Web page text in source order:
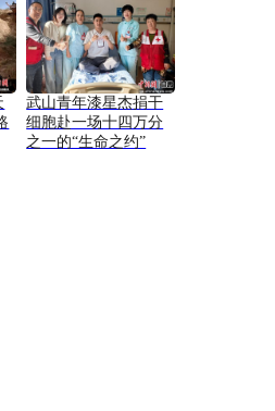
武山青年漆星杰捐干
细胞赴一场十四万分
之一的“生命之约”